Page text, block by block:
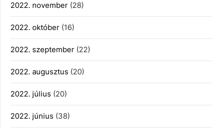
2022. november (28)
2022. október (16)
2022. szeptember (22)
2022. augusztus (20)
2022. július (20)
2022. június (38)